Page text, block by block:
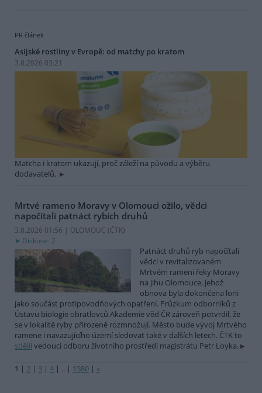
PR článek
Asijské rostliny v Evropě: od matchy po kratom
3.8.2026 03:21
Matcha i kratom ukazují, proč záleží na původu a výběru
dodavatelů.
Mrtvé rameno Moravy v Olomouci ožilo, vědci
napočítali patnáct rybích druhů
3.8.2026 01:56 | OLOMOUC (ČTK)
Diskuse: 2
Patnáct druhů ryb napočítali
vědci v revitalizovaném
Mrtvém rameni řeky Moravy
na jihu Olomouce, jehož
obnova byla dokončena loni
jako součást protipovodňových opatření. Průzkum odborníků z
Ústavu biologie obratlovců Akademie věd ČR zároveň potvrdil, že
se v lokalitě ryby přirozeně rozmnožují. Město bude vývoj Mrtvého
ramene i navazujícího území sledovat také v dalších letech. ČTK to
sdělil vedoucí odboru životního prostředí magistrátu Petr Loyka.
1 | 2 | 3 | 4 | .. | 1580 | »